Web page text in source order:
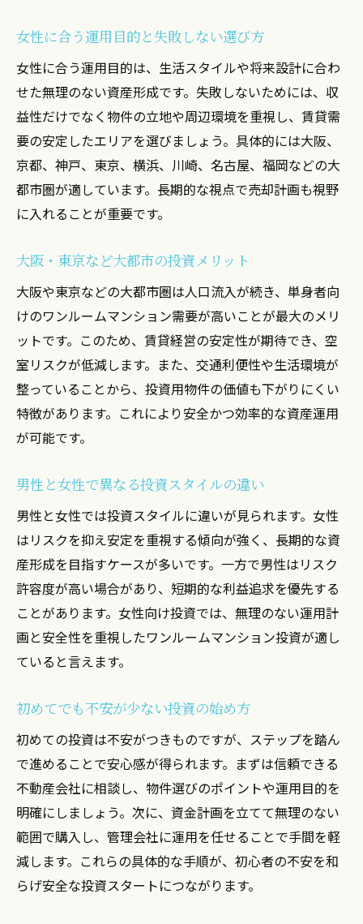
元本割れが心配な方のための運用ポイント解説
元本割れリスクを避けるマンション投資の
コツ
投資用ワンルームで安全性を高める方法
初心者女性が注意したい運用目的の見極め
方
売却時に損しないためのポイントを解説
安心して資産運用を続けるための基礎知識
運用から売却まで女性目線で学ぶ投資のコツ
女性が実践しやすいワンルーム運用法の基
本
投資用マンションの運用目的と売却の流れ
安全な資産形成に必要な女性投資家の視点
売却時に失敗しないノウハウを紹介
大都市圏のマンション活用で資産を守る方
男性と差が出る女性のための運用ポイント
初心者女性が知りたいほったらかし運用の実践
法
忙しい女性向けほったらかし投資の始め方
ワンルームマンション運用の自動化ポイン
ト
初心者向け運用目的別ほったらかし術を伝
売却も視野に入れた手間なし運用法とは
女性が安心できる投資用物件の選び方
マネーセミナーで学ぶほったらかし運用の
魅力
女性向けマネーセミナーで学ぶ資産形成のヒン
ト
初心者女性に役立つマネーセミナーの内容
投資用ワンルーム運用の現地体験談を紹介
女性に合う運用目的と失敗しない選び方
女性に合う運用目的は、生活スタイルや将来設計に合わ
せた無理のない資産形成です。失敗しないためには、収
益性だけでなく物件の立地や周辺環境を重視し、賃貸需
要の安定したエリアを選びましょう。具体的には大阪、
京都、神戸、東京、横浜、川崎、名古屋、福岡などの大
都市圏が適しています。長期的な視点で売却計画も視野
に入れることが重要です。
大阪・東京など大都市の投資メリット
大阪や東京などの大都市圏は人口流入が続き、単身者向
けのワンルームマンション需要が高いことが最大のメリ
ットです。このため、賃貸経営の安定性が期待でき、空
室リスクが低減します。また、交通利便性や生活環境が
整っていることから、投資用物件の価値も下がりにくい
特徴があります。これにより安全かつ効率的な資産運用
が可能です。
男性と女性で異なる投資スタイルの違い
男性と女性では投資スタイルに違いが見られます。女性
はリスクを抑え安定を重視する傾向が強く、長期的な資
産形成を目指すケースが多いです。一方で男性はリスク
許容度が高い場合があり、短期的な利益追求を優先する
ことがあります。女性向け投資では、無理のない運用計
画と安全性を重視したワンルームマンション投資が適し
ていると言えます。
初めてでも不安が少ない投資の始め方
初めての投資は不安がつきものですが、ステップを踏ん
で進めることで安心感が得られます。まずは信頼できる
不動産会社に相談し、物件選びのポイントや運用目的を
明確にしましょう。次に、資金計画を立てて無理のない
範囲で購入し、管理会社に運用を任せることで手間を軽
減します。これらの具体的な手順が、初心者の不安を和
らげ安全な投資スタートにつながります。